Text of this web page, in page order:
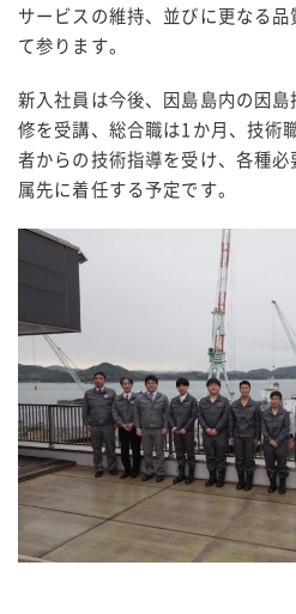
サービスの維持、並びに更なる
て参ります。
新入社員は今後、因島島内の因
修を受講、総合職は1か月、技術
者からの技術指導を受け、各種
属先に着任する予定です。